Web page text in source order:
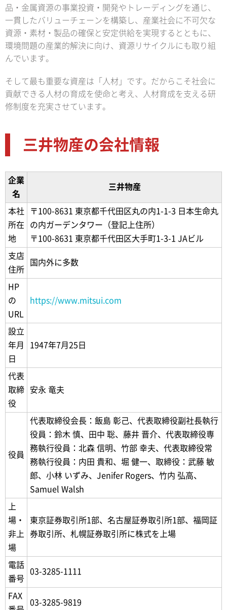
品・金属資源の事業投資・開発やトレーディングを通じ、
一貫したバリューチェーンを構築し、産業社会に不可欠な
資源・素材・製品の確保と安定供給を実現するとともに、
環境問題の産業的解決に向け、資源リサイクルにも取り組
んでいます。
そして最も重要な資産は「人材」です。だからこそ社会に
貢献できる人材の育成を使命と考え、人材育成を支える研
修制度を充実させています。
三井物産の会社情報
企業
名
三井物産
本社
所在
地
〒100-8631 東京都千代田区丸の内1-1-3 日本生命丸
の内ガーデンタワー（登記上住所）
〒100-8631 東京都千代田区大手町1-3-1 JAビル
支店
住所
国内外に多数
HP
の
URL
https://www.mitsui.com
設立
年月
日
1947年7月25日
代表
取締
役
安永 竜夫
役員
代表取締役会長：飯島 彰己、代表取締役副社長執行
役員：鈴木 慎、田中 聡、藤井 晋介、代表取締役専
務執行役員：北森 信明、竹部 幸夫、代表取締役常
務執行役員：内田 貴和、堀 健一、取締役：武藤 敏
郎、小林 いずみ、Jenifer Rogers、竹内 弘高、
Samuel Walsh
上
場・
非上
場
東京証券取引所1部、名古屋証券取引所1部、福岡証
券取引所、札幌証券取引所に株式を上場
電話
番号
03-3285-1111
FAX
03-3285-9819